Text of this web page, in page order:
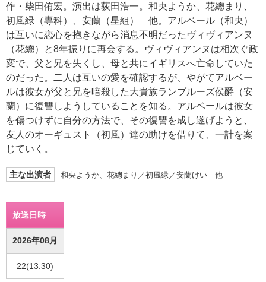
作・柴田侑宏。演出は荻田浩一。和央ようか、花總まり、
初風緑（専科）、安蘭（星組） 他。アルベール（和央）
は互いに恋心を抱きながら消息不明だったヴィヴィアンヌ
（花總）と8年振りに再会する。ヴィヴィアンヌは相次ぐ政
変で、父と兄を失くし、母と共にイギリスへ亡命していた
のだった。二人は互いの愛を確認するが、やがてアルベー
ルは彼女が父と兄を暗殺した大貴族ランブルーズ侯爵（安
蘭）に復讐しようしていることを知る。アルベールは彼女
を傷つけずに自分の方法で、その復讐を成し遂げようと、
友人のオーギュスト（初風）達の助けを借りて、一計を案
じていく。
主な出演者 和央ようか、花總まり／初風緑／安蘭けい 他
放送日時
2026年08月
22(13:30)